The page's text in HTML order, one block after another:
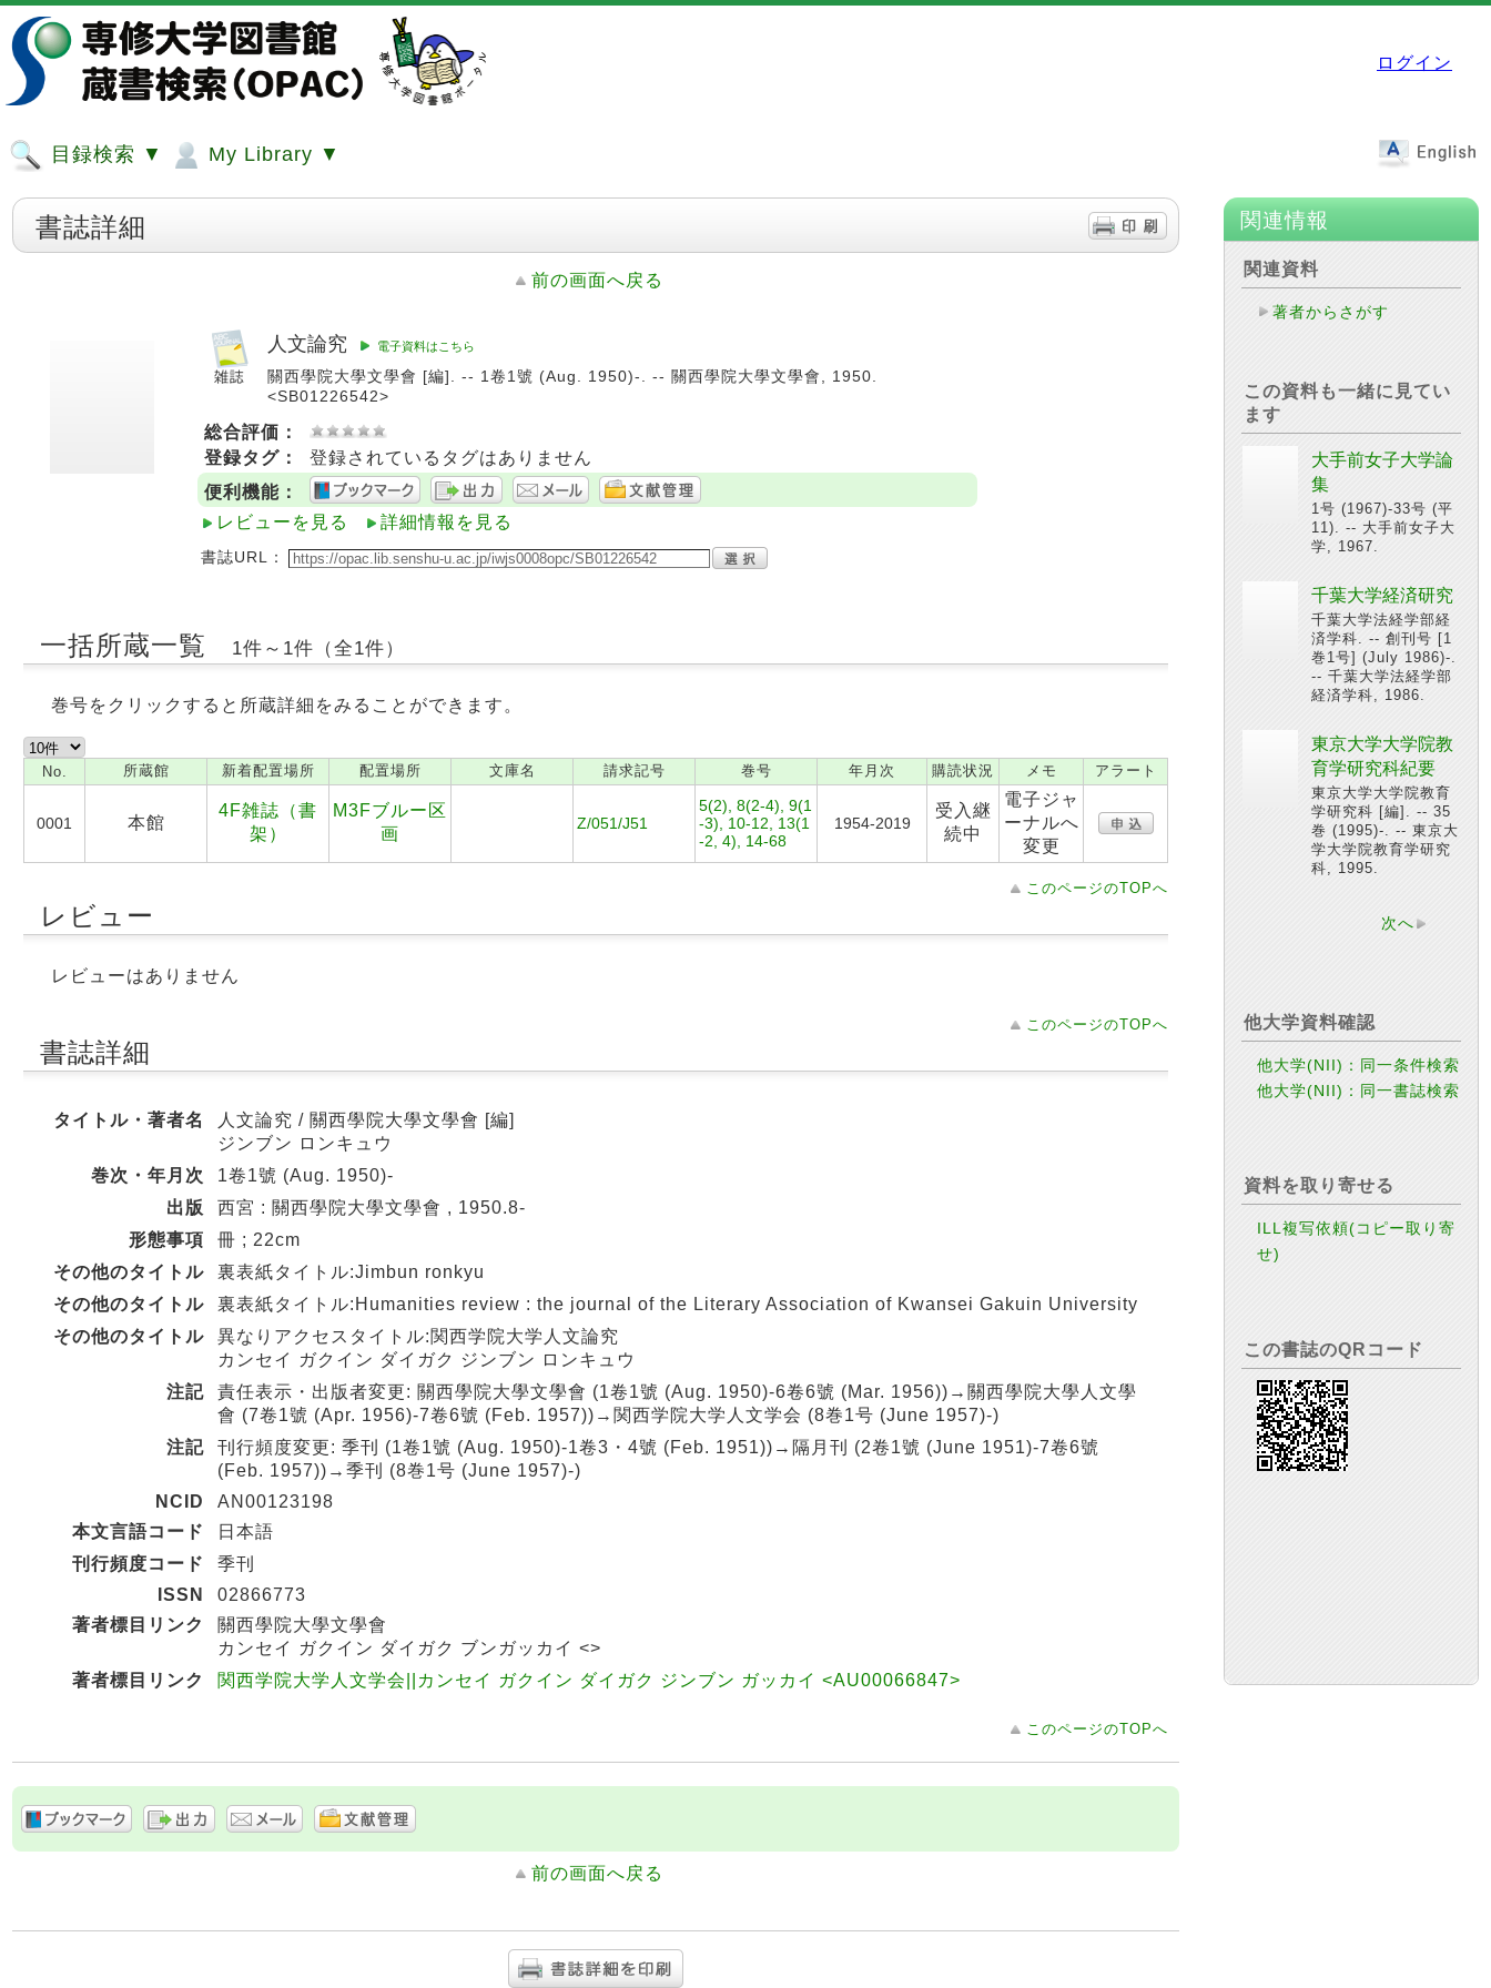
ログイン
目録検索 ▼ My Library ▼
書誌詳細
前の画面へ戻る
人文論究 電子資料はこちら
關西學院大學文學會 [編]. -- 1卷1號 (Aug. 1950)-. -- 關西學院大學文學會, 1950.
<SB01226542>
総合評価：
登録タグ：
登録されているタグはありません
便利機能：
レビューを見る
詳細情報を見る
書誌URL：
一括所蔵一覧 1件～1件（全1件）
巻号をクリックすると所蔵詳細をみることができます。
No. 所蔵館 新着配置場所 配置場所 文庫名 請求記号 巻号 年月次 購読状況 メモ アラート
0001 本館
4F雑誌（書
架）
M3Fブルー区
画
Z/051/J51
5(2), 8(2-4), 9(1
-3), 10-12, 13(1
-2, 4), 14-68
1954-2019
受入継
続中
電子ジャ
ーナルへ
変更
このページのTOPへ
レビュー
レビューはありません
このページのTOPへ
書誌詳細
タイトル・著者名
人文論究 / 關西學院大學文學會 [編]
ジンブン ロンキュウ
巻次・年月次
1卷1號 (Aug. 1950)-
出版
西宮 : 關西學院大學文學會 , 1950.8-
形態事項
冊 ; 22cm
その他のタイトル
裏表紙タイトル:Jimbun ronkyu
その他のタイトル
裏表紙タイトル:Humanities review : the journal of the Literary Association of Kwansei Gakuin University
その他のタイトル
異なりアクセスタイトル:関西学院大学人文論究
カンセイ ガクイン ダイガク ジンブン ロンキュウ
注記
責任表示・出版者変更: 關西學院大學文學會 (1卷1號 (Aug. 1950)-6卷6號 (Mar. 1956))→關西學院大學人文學
會 (7卷1號 (Apr. 1956)-7卷6號 (Feb. 1957))→関西学院大学人文学会 (8巻1号 (June 1957)-)
注記
刊行頻度変更: 季刊 (1卷1號 (Aug. 1950)-1卷3・4號 (Feb. 1951))→隔月刊 (2卷1號 (June 1951)-7卷6號
(Feb. 1957))→季刊 (8巻1号 (June 1957)-)
NCID
AN00123198
本文言語コード
日本語
刊行頻度コード
季刊
ISSN
02866773
著者標目リンク
關西學院大學文學會
カンセイ ガクイン ダイガク ブンガッカイ <>
著者標目リンク
関西学院大学人文学会||カンセイ ガクイン ダイガク ジンブン ガッカイ <AU00066847>
このページのTOPへ
前の画面へ戻る
関連情報
関連資料
著者からさがす
この資料も一緒に見てい
ます
大手前女子大学論
集
1号 (1967)-33号 (平
11). -- 大手前女子大
学, 1967.
千葉大学経済研究
千葉大学法経学部経
済学科. -- 創刊号 [1
巻1号] (July 1986)-.
-- 千葉大学法経学部
経済学科, 1986.
東京大学大学院教
育学研究科紀要
東京大学大学院教育
学研究科 [編]. -- 35
巻 (1995)-. -- 東京大
学大学院教育学研究
科, 1995.
次へ
他大学資料確認
他大学(NII)：同一条件検索
他大学(NII)：同一書誌検索
資料を取り寄せる
ILL複写依頼(コピー取り寄
せ)
この書誌のQRコード